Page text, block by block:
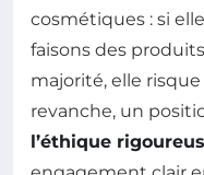
cosmétiques : si
faisons des
majorité, elle
revanche, un
l’éthique